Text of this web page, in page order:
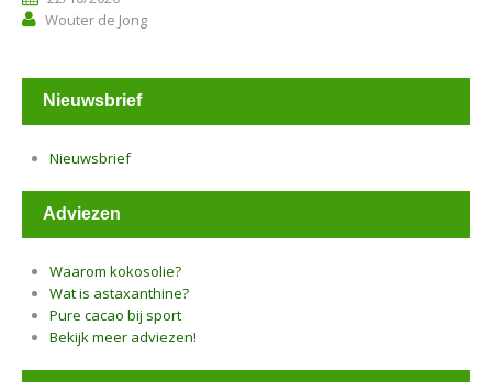
Wouter de Jong
Nieuwsbrief
Nieuwsbrief
Adviezen
Waarom kokosolie?
Wat is astaxanthine?
Pure cacao bij sport
Bekijk meer adviezen!